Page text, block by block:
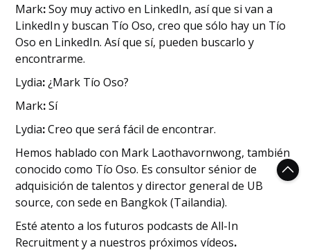
‍Mark:Soy muy activo en LinkedIn, así que si van a
LinkedIn y buscan Tío Oso, creo que sólo hay un Tío
Oso en LinkedIn. Así que sí, pueden buscarlo y
encontrarme.
‍Lydia:¿Mark Tío Oso?
‍Mark:Sí
‍Lydia:Creo que será fácil de encontrar.
Hemos hablado con Mark Laothavornwong, también
conocido como Tío Oso. Es consultor sénior de
adquisición de talentos y director general de UB
source, con sede en Bangkok (Tailandia).
Esté atento a los futuros podcasts de All-In
Recruitment y a nuestros próximos vídeos.